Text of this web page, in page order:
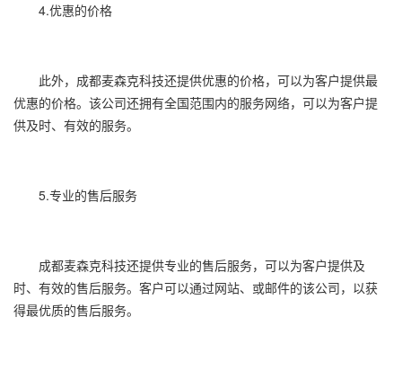
4.优惠的价格
此外，成都麦森克科技还提供优惠的价格，可以为客户提供最
优惠的价格。该公司还拥有全国范围内的服务网络，可以为客户提
供及时、有效的服务。
5.专业的售后服务
成都麦森克科技还提供专业的售后服务，可以为客户提供及
时、有效的售后服务。客户可以通过网站、或邮件的该公司，以获
得最优质的售后服务。